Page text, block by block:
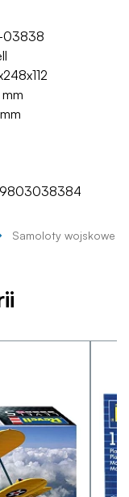
03838
Samoloty wojskowe